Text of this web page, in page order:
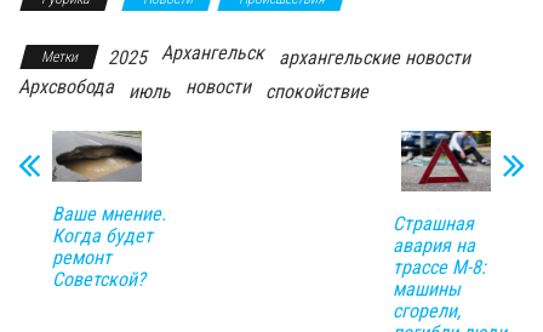
Метки 2025 Архангельск
архангельские новости
Архсвобода
июль новости спокойствие
Ваше мнение.
Когда будет
ремонт
Советской?
Страшная
авария на
трассе М-8:
машины
сгорели,